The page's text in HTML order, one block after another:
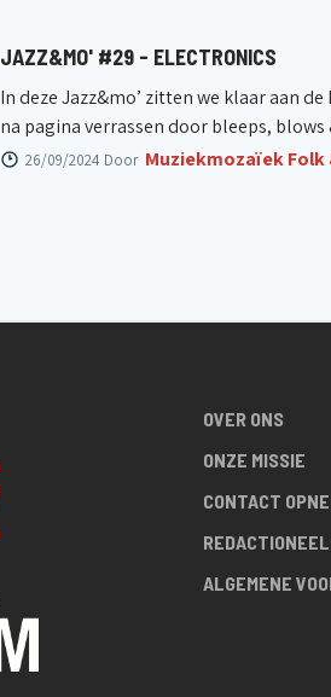
JAZZ&MO' #29 - ELECTRONICS
In deze Jazz&mo’ zitten we klaar aan
na pagina verrassen door bleeps, blows
26/09/2024 Door Muziekmozaïek Folk
OVER ONS
ONZE MISSIE
CONTACT
ALGEMENE